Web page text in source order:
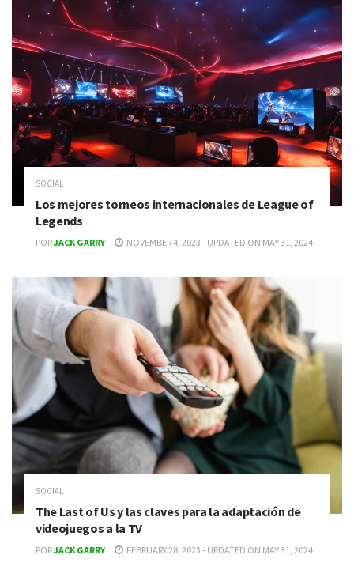
SOCIAL
Los mejores torneos internacionales de League of
Legends
PORJACK GARRY NOVEMBER 4, 2023 - UPDATED ON MAY 31, 2024
SOCIAL
The Last of Us y las claves para la adaptación de
videojuegos a la TV
PORJACK GARRY FEBRUARY 28, 2023 - UPDATED ON MAY 31, 2024